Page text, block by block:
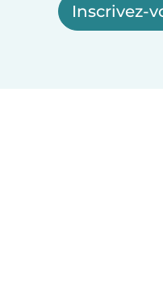
Inscrivez-